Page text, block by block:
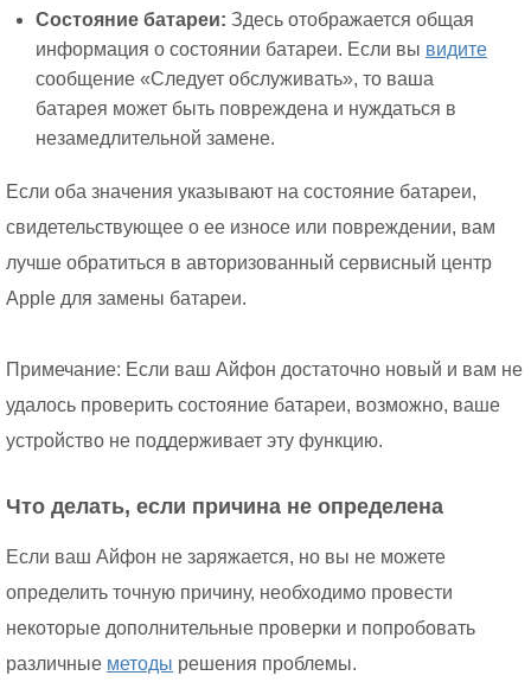
Состояние батареи: Здесь отображается общая
информация о состоянии батареи. Если вы видите
сообщение «Следует обслуживать», то ваша
батарея может быть повреждена и нуждаться в
незамедлительной замене.
Если оба значения указывают на состояние батареи,
свидетельствующее о ее износе или повреждении, вам
лучше обратиться в авторизованный сервисный центр
Apple для замены батареи.
Примечание: Если ваш Айфон достаточно новый и вам не
удалось проверить состояние батареи, возможно, ваше
устройство не поддерживает эту функцию.
Что делать, если причина не определена
Если ваш Айфон не заряжается, но вы не можете
определить точную причину, необходимо провести
некоторые дополнительные проверки и попробовать
различные методы решения проблемы.